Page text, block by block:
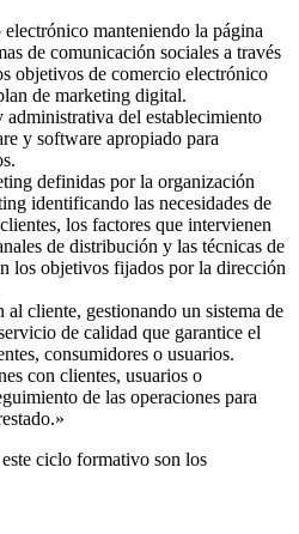
manteniendo la página
de comunicación sociales a través
objetivos de comercio electrónico
de marketing digital.
del establecimiento
y software apropiado para
definidas por la organización
identificando las necesidades de
los factores que intervienen
de distribución y las técnicas de
los objetivos fijados por la dirección
al cliente, gestionando un sistema de
de calidad que garantice el
consumidores o usuarios.
con clientes, usuarios o
de las operaciones para
ciclo formativo son los